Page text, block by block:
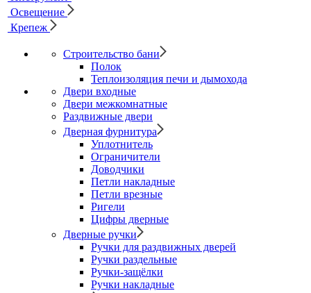
Освещение
Крепеж
Строительство бани
Полок
Теплоизоляция печи и дымохода
Двери входные
Двери межкомнатные
Раздвижные двери
Дверная фурнитура
Уплотнитель
Ограничители
Доводчики
Петли накладные
Петли врезные
Ригели
Цифры дверные
Дверные ручки
Ручки для раздвижных дверей
Ручки раздельные
Ручки-защёлки
Ручки накладные